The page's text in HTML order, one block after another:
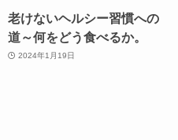
老けないヘルシー習慣への
道～何をどう食べるか。
2024年1月19日